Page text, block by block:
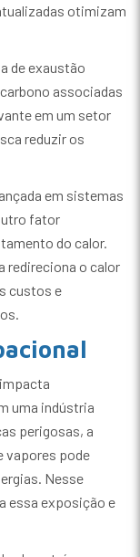
otimizam
de exaustão
associadas
em um setor
reduzir os
em sistemas
fator
do calor.
redireciona o calor
custos e
uma indústria
perigosas, a
vapores pode
Nesse
essa exposição e